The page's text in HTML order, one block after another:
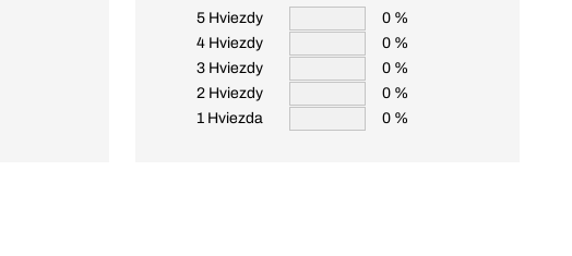
5 Hviezdy
0 %
4 Hviezdy
0 %
3 Hviezdy
0 %
2 Hviezdy
0 %
1 Hviezda
0 %